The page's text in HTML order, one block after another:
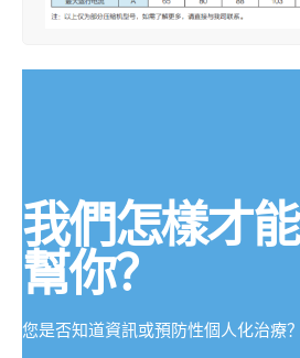
我們怎樣才能
幫你？
您是否知道資訊或預防性個人化治療？